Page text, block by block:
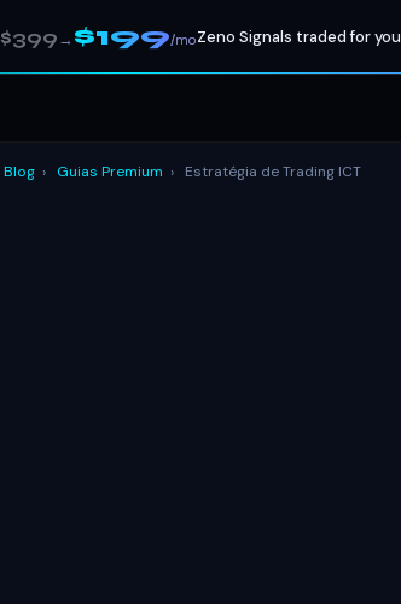
$399→$199/moZeno Signals traded for you
Blog › Guias Premium › Estratégia de Trading ICT